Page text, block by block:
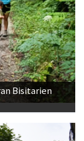
Bisitarien